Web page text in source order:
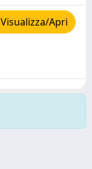
Visualizza/Apri